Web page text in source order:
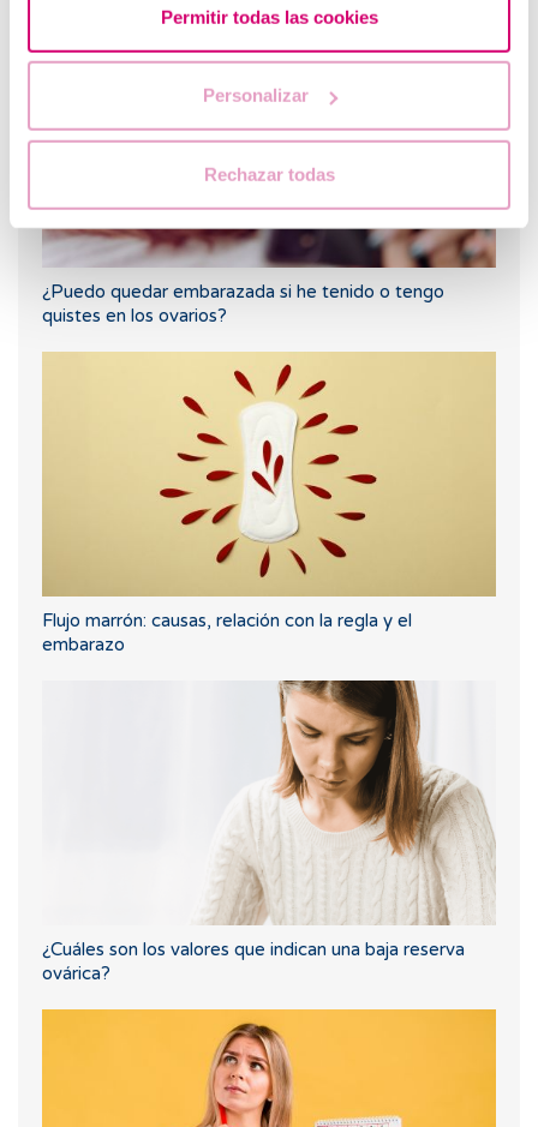
Permitir todas las cookies
Personalizar
Rechazar todas
¿Puedo quedar embarazada si he tenido o tengo
quistes en los ovarios?
Flujo marrón: causas, relación con la regla y el
embarazo
¿Cuáles son los valores que indican una baja reserva
ovárica?